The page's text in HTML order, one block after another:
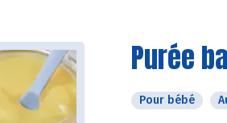
Purée
Pour bébé